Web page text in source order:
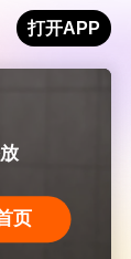
打开APP
页